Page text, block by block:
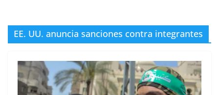
EE. UU. anuncia sanciones contra integrantes